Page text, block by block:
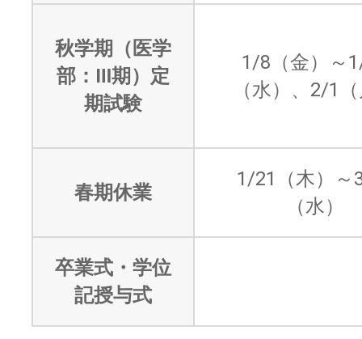
秋学期（医学
部：Ⅲ期）定
期試験
1/8（金）～
（水）、2/1
春期休業
1/21（木）～
（水）
卒業式・学位
記授与式